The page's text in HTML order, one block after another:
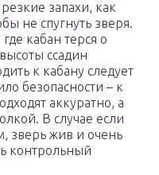
запахи, как
не спугнуть зверя.
кабан терся о
ссадин
к кабану следует
безопасности – к
аккуратно, а
В случае если
зверь жив и очень
контрольный